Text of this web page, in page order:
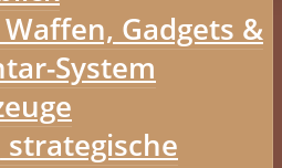
Gadgets &
System
strategische